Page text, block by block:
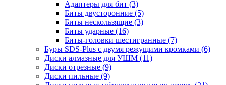
Адаптеры для бит (3)
Биты двусторонние (5)
Биты нескользящие (3)
Биты ударные (16)
Биты-головки шестигранные (7)
Буры SDS-Plus c двумя режущими кромками (6)
Диски алмазные для УШМ (11)
Диски отрезные (9)
Диски пильные (9)